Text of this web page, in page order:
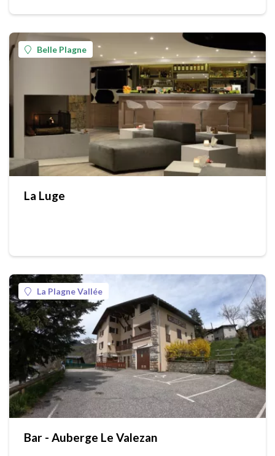
Belle Plagne
La Luge
La Plagne Vallée
Bar - Auberge Le Valezan